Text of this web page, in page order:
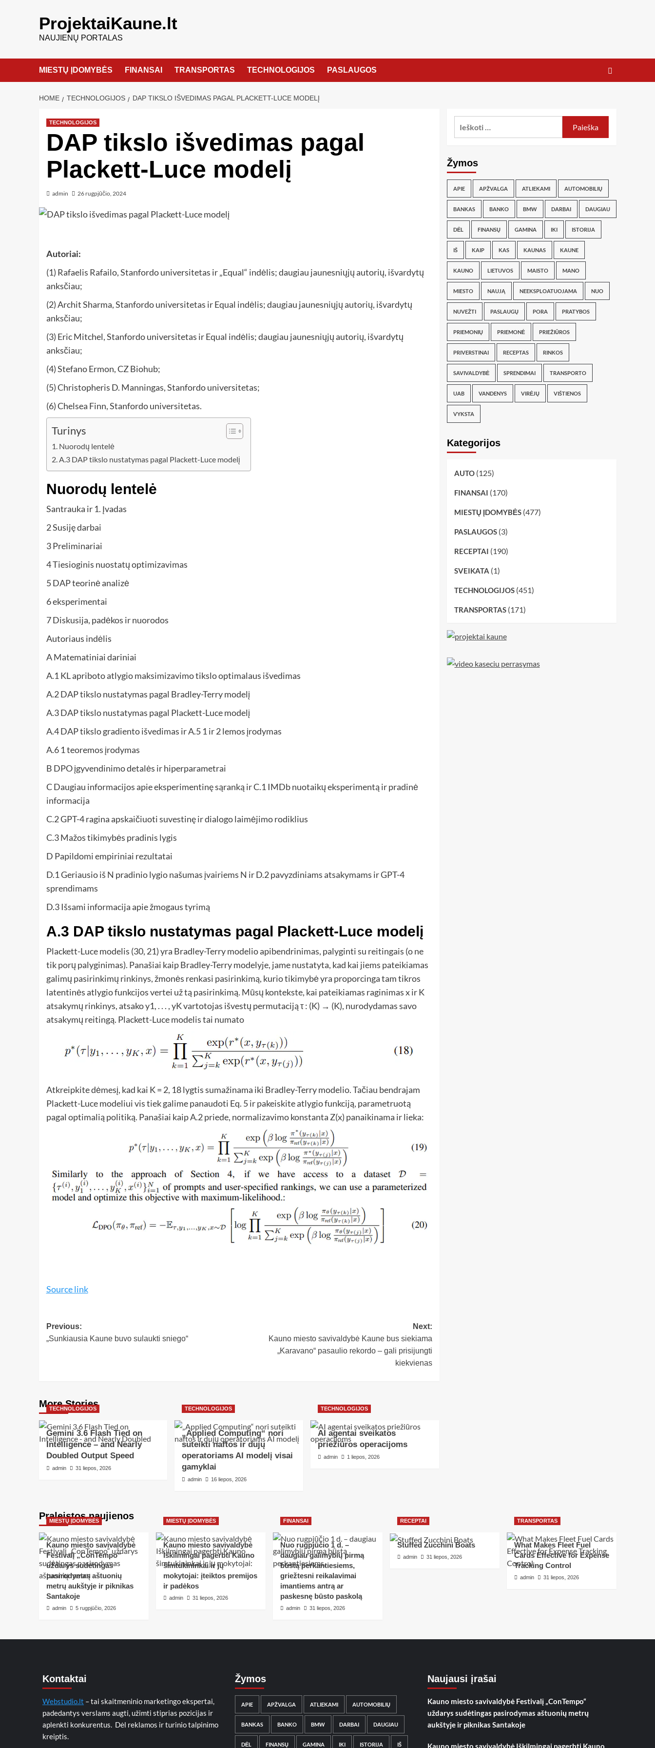
ProjektaiKaune.lt
NAUJIENŲ PORTALAS
MIESTŲ ĮDOMYBĖS FINANSAI TRANSPORTAS TECHNOLOGIJOS PASLAUGOS
HOME TECHNOLOGIJOS DAP TIKSLO IŠVEDIMAS PAGAL PLACKETT-LUCE MODELĮ
TECHNOLOGIJOS
DAP tikslo išvedimas pagal
Plackett-Luce modelį
admin 26 rugpjūčio, 2024
Autoriai:
(1) Rafaelis Rafailo, Stanfordo universitetas ir „Equal“ indėlis; daugiau jaunesniųjų autorių, išvardytų
anksčiau;
(2) Archit Sharma, Stanfordo universitetas ir Equal indėlis; daugiau jaunesniųjų autorių, išvardytų
anksčiau;
(3) Eric Mitchel, Stanfordo universitetas ir Equal indėlis; daugiau jaunesniųjų autorių, išvardytų
anksčiau;
(4) Stefano Ermon, CZ Biohub;
(5) Christopheris D. Manningas, Stanfordo universitetas;
(6) Chelsea Finn, Stanfordo universitetas.
Turinys
Nuorodų lentelė
A.3 DAP tikslo nustatymas pagal Plackett-Luce modelį
Nuorodų lentelė
Santrauka ir 1. Įvadas
2 Susiję darbai
3 Preliminariai
4 Tiesioginis nuostatų optimizavimas
5 DAP teorinė analizė
6 eksperimentai
7 Diskusija, padėkos ir nuorodos
Autoriaus indėlis
A Matematiniai dariniai
A.1 KL apriboto atlygio maksimizavimo tikslo optimalaus išvedimas
A.2 DAP tikslo nustatymas pagal Bradley-Terry modelį
A.3 DAP tikslo nustatymas pagal Plackett-Luce modelį
A.4 DAP tikslo gradiento išvedimas ir A.5 1 ir 2 lemos įrodymas
A.6 1 teoremos įrodymas
B DPO įgyvendinimo detalės ir hiperparametrai
C Daugiau informacijos apie eksperimentinę sąranką ir C.1 IMDb nuotaikų eksperimentą ir pradinė
informacija
C.2 GPT-4 ragina apskaičiuoti suvestinę ir dialogo laimėjimo rodiklius
C.3 Mažos tikimybės pradinis lygis
D Papildomi empiriniai rezultatai
D.1 Geriausio iš N pradinio lygio našumas įvairiems N ir D.2 pavyzdiniams atsakymams ir GPT-4
sprendimams
D.3 Išsami informacija apie žmogaus tyrimą
A.3 DAP tikslo nustatymas pagal Plackett-Luce modelį
Plackett-Luce modelis (30, 21) yra Bradley-Terry modelio apibendrinimas, palyginti su reitingais (o ne
tik porų palyginimas). Panašiai kaip Bradley-Terry modelyje, jame nustatyta, kad kai jiems pateikiamas
galimų pasirinkimų rinkinys, žmonės renkasi pasirinkimą, kurio tikimybė yra proporcinga tam tikros
latentinės atlygio funkcijos vertei už tą pasirinkimą. Mūsų kontekste, kai pateikiamas raginimas x ir K
atsakymų rinkinys, atsako y1, . . . , yK vartotojas išvestų permutaciją τ : (K) → (K), nurodydamas savo
atsakymų reitingą. Plackett-Luce modelis tai numato
Atkreipkite dėmesį, kad kai K = 2, 18 lygtis sumažinama iki Bradley-Terry modelio. Tačiau bendrajam
Plackett-Luce modeliui vis tiek galime panaudoti Eq. 5 ir pakeiskite atlygio funkciją, parametruotą
pagal optimalią politiką. Panašiai kaip A.2 priede, normalizavimo konstanta Z(x) panaikinama ir lieka:
Source link
Previous:
„Sunkiausia Kaune buvo sulaukti sniego“
Next:
Kauno miesto savivaldybė Kaune bus siekiama
„Karavano“ pasaulio rekordo – gali prisijungti
kiekvienas
More Stories
TECHNOLOGIJOS
Gemini 3.6 Flash Tied on
Intelligence – and Nearly
Doubled Output Speed
admin 31 liepos, 2026
TECHNOLOGIJOS
„Applied Computing“ nori
suteikti naftos ir dujų
operatoriams AI modelį visai
gamyklai
admin 16 liepos, 2026
TECHNOLOGIJOS
AI agentai sveikatos
priežiūros operacijoms
admin 1 liepos, 2026
Žymos
APIE APŽVALGA ATLIEKAMI AUTOMOBILIŲ
BANKAS BANKO BMW DARBAI DAUGIAU
DĖL FINANSŲ GAMINA IKI ISTORIJA
IŠ KAIP KAS KAUNAS KAUNE
KAUNO LIETUVOS MAISTO MANO
MIESTO NAUJĄ NEEKSPLOATUOJAMA NUO
NUVEŽTI PASLAUGŲ PORA PRATYBOS
PRIEMONIŲ PRIEMONĖ PRIEŽIŪROS
PRIVERSTINAI RECEPTAS RINKOS
SAVIVALDYBĖ SPRENDIMAI TRANSPORTO
UAB VANDENYS VIRĖJŲ VIŠTIENOS
VYKSTA
Kategorijos
AUTO(125)
FINANSAI (170)
MIESTŲ ĮDOMYBĖS(477)
PASLAUGOS(3)
RECEPTAI (190)
SVEIKATA (1)
TECHNOLOGIJOS(451)
TRANSPORTAS(171)
Praleistos naujienos
MIESTŲ ĮDOMYBĖS
Kauno miesto savivaldybė
Festivalį „ConTempo“
uždarys sudėtingas
pasirodymas aštuonių
metrų aukštyje ir piknikas
Santakoje
admin 5 rugpjūčio, 2026
MIESTŲ ĮDOMYBĖS
Kauno miesto savivaldybė
Iškilmingai pagerbti Kauno
šimtukininkai ir jų
mokytojai: įteiktos premijos
ir padėkos
admin 31 liepos, 2026
FINANSAI
Nuo rugpjūčio 1 d. –
daugiau galimybių pirmą
būstą perkantiesiems,
griežtesni reikalavimai
imantiems antrą ar
paskesnę būsto paskolą
admin 31 liepos, 2026
RECEPTAI
Stuffed Zucchini Boats
admin 31 liepos, 2026
TRANSPORTAS
What Makes Fleet Fuel
Cards Effective for Expense
Tracking Control
admin 31 liepos, 2026
Kontaktai
Webstudio.lt – tai skaitmeninio marketingo ekspertai,
padedantys verslams augti, užimti stiprias pozicijas ir
aplenkti konkurentus. Dėl reklamos ir turinio talpinimo
kreiptis.
Žymos
APIE APŽVALGA ATLIEKAMI AUTOMOBILIŲ
BANKAS BANKO BMW DARBAI DAUGIAU
DĖL FINANSŲ GAMINA IKI ISTORIJA IŠ
Naujausi įrašai
Kauno miesto savivaldybė Festivalį „ConTempo“
uždarys sudėtingas pasirodymas aštuonių metrų
aukštyje ir piknikas Santakoje
Kauno miesto savivaldybė Iškilmingai pagerbti Kauno